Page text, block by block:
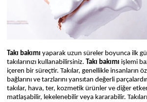
Takı bakımı yaparak uzun süreler boyunca ilk
takılarınızı kullanabilirsiniz. Takı bakımı işlemi
içeren bir süreçtir. Takılar, genellikle insanların
bağlarını ve tarzlarını yansıtan değerli
takılar, hava, ter, kozmetik ürünler ve diğer
matlaşabilir, lekelenebilir veya kararabilir.